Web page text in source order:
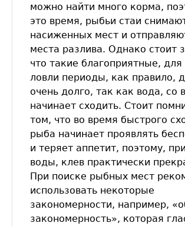
можно найти много корма,
это время, рыбьи стаи
насиженных мест и
места разлива. Однако стоит
что такие благоприятные,
ловли периоды, как правило,
очень долго, так как вода, со
начинает сходить. Стоит
том, что во время быстрого
рыба начинает проявлять
и теряет аппетит, поэтому,
воды, клев практически
При поиске рыбных мест
использовать некоторые
закономерности, например,
закономерность», которая